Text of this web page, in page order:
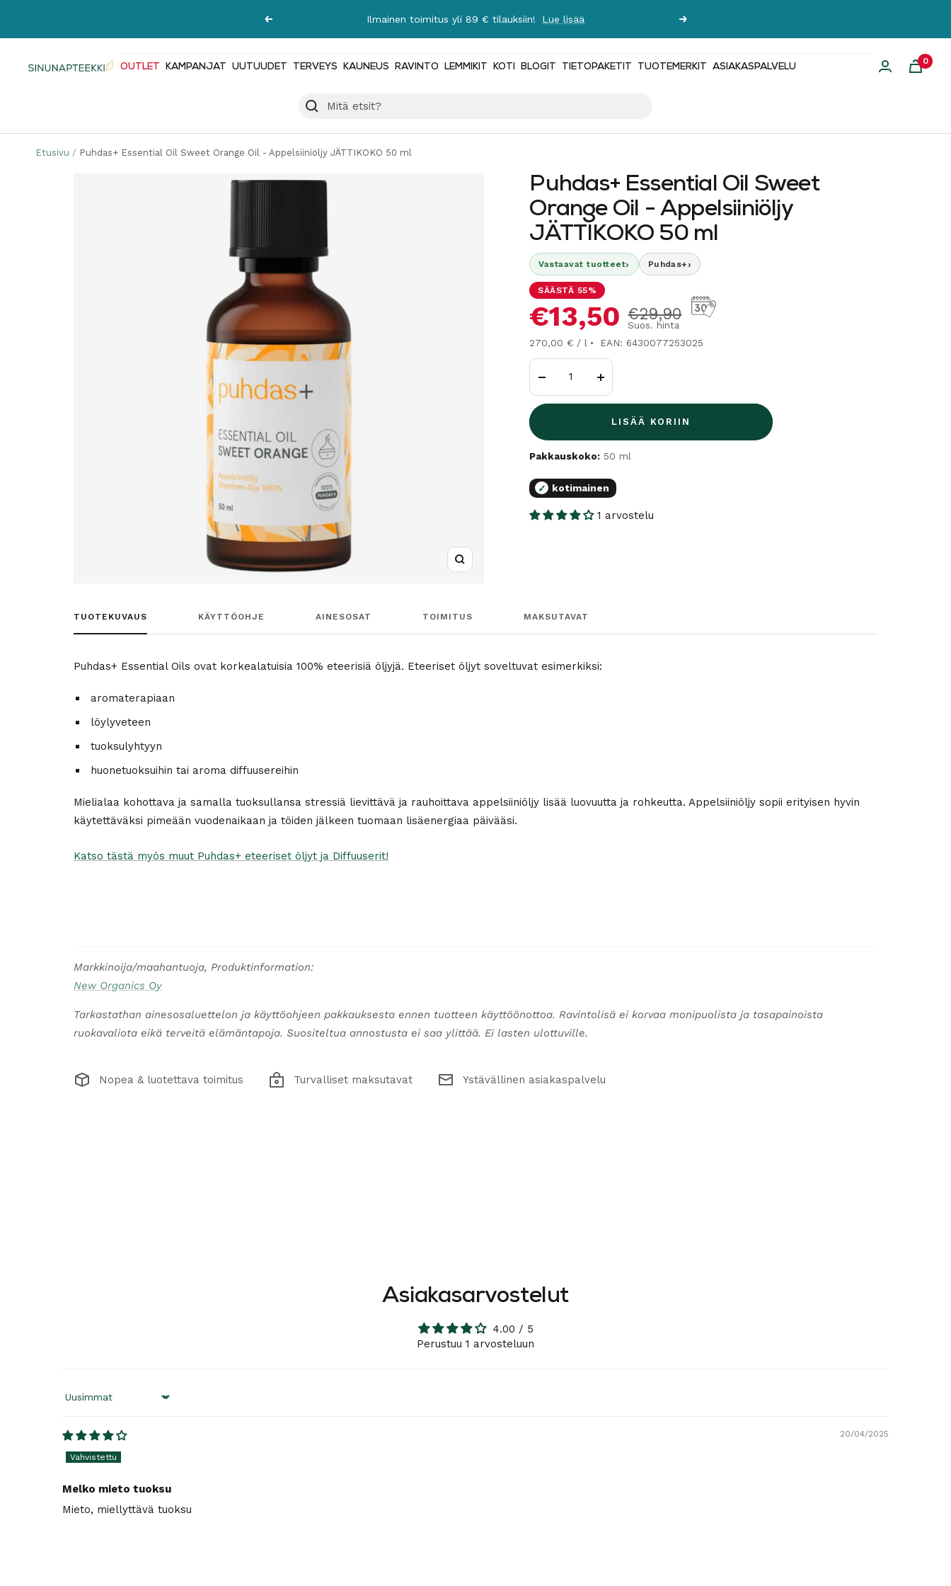
Edellinen Ilmainen toimitus yli 89 € tilauksiin! Lue lisää Seuraava
Sinunapteekki.fi OUTLET KAMPANJAT UUTUUDET TERVEYS KAUNEUS RAVINTO LEMMIKIT KOTI BLOGIT TIETOPAKETIT TUOTEMERKIT ASIAKASPALVELU
0
Etusivu Puhdas+ Essential Oil Sweet Orange Oil - Appelsiiniöljy JÄTTIKOKO 50 ml
Suurenna
Puhdas+ Essential Oil Sweet
Orange Oil - Appelsiiniöljy
JÄTTIKOKO 50 ml
Vastaavat tuotteet› Puhdas+›
SÄÄSTÄ 55%
Alennushinta
€13,50 Normaalihinta
€29,90
Suos. hinta
270,00 € / l
EAN: 6430077253025
Lisää
LISÄÄ KORIIN
Pakkauskoko: 50 ml
✓ kotimainen
1 arvostelu
TUOTEKUVAUS KÄYTTÖOHJE AINESOSAT TOIMITUS MAKSUTAVAT
Puhdas+ Essential Oils ovat korkealatuisia 100% eteerisiä öljyjä. Eteeriset öljyt soveltuvat esimerkiksi:
aromaterapiaan
löylyveteen
tuoksulyhtyyn
huonetuoksuihin tai aroma diffuusereihin
Mielialaa kohottava ja samalla tuoksullansa stressiä lievittävä ja rauhoittava appelsiiniöljy lisää luovuutta ja rohkeutta. Appelsiiniöljy sopii erityisen hyvin
käytettäväksi pimeään vuodenaikaan ja töiden jälkeen tuomaan lisäenergiaa päivääsi.
Katso tästä myös muut Puhdas+ eteeriset öljyt ja Diffuuserit!
Markkinoija/maahantuoja, Produktinformation:
New Organics Oy
Tarkastathan ainesosaluettelon ja käyttöohjeen pakkauksesta ennen tuotteen käyttöönottoa. Ravintolisä ei korvaa monipuolista ja tasapainoista
ruokavaliota eikä terveitä elämäntapoja. Suositeltua annostusta ei saa ylittää. Ei lasten ulottuville.
Nopea & luotettava toimitus Turvalliset maksutavat Ystävällinen asiakaspalvelu
Asiakasarvostelut
4.00 / 5
Perustuu 1 arvosteluun
Sort by
20/04/2025
Melko mieto tuoksu
Mieto, miellyttävä tuoksu